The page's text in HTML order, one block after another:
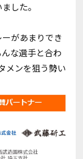
した。
があまりでき
な選手と合わ
メンを狙う勢い